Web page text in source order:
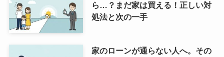
ら…？まだ家は買える！正しい対
処法と次の一手
家のローンが通らない人へ。その